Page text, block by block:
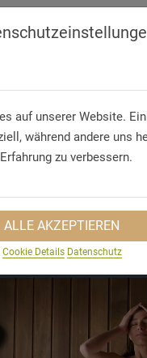
auf unserer Website.
während andere uns
zu verbessern.
ALLE AKZEPTIEREN
Cookie Details Datenschutz